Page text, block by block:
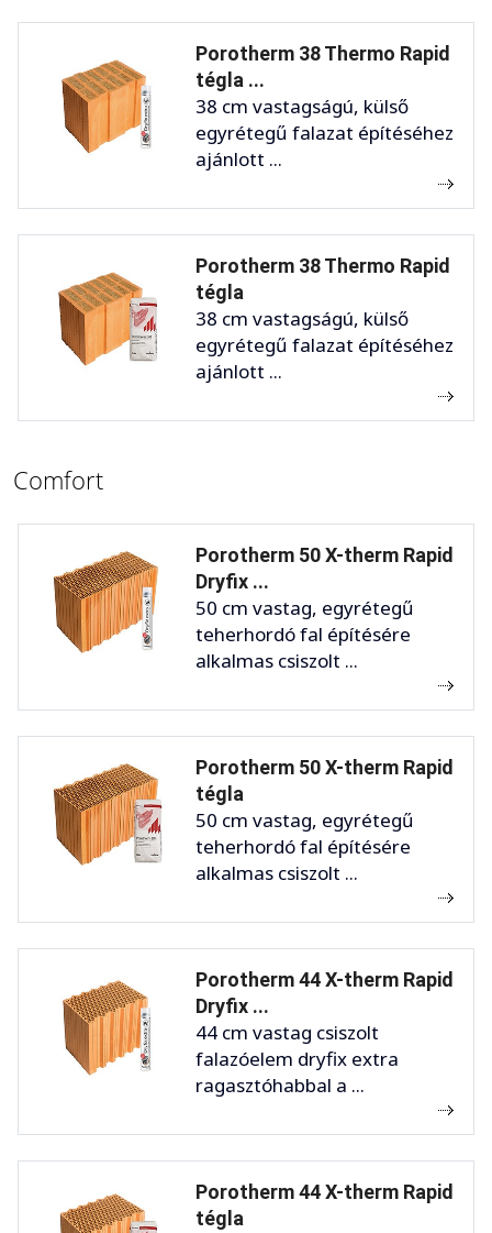
Porotherm 38 Thermo Rapid
tégla ...
38 cm vastagságú, külső
egyrétegű falazat építéséhez
ajánlott ...
Porotherm 38 Thermo Rapid
tégla
38 cm vastagságú, külső
egyrétegű falazat építéséhez
ajánlott ...
Comfort
Porotherm 50 X-therm Rapid
Dryfix ...
50 cm vastag, egyrétegű
teherhordó fal építésére
alkalmas csiszolt ...
Porotherm 50 X-therm Rapid
tégla
50 cm vastag, egyrétegű
teherhordó fal építésére
alkalmas csiszolt ...
Porotherm 44 X-therm Rapid
Dryfix ...
44 cm vastag csiszolt
falazóelem dryfix extra
ragasztóhabbal a ...
Porotherm 44 X-therm Rapid
tégla